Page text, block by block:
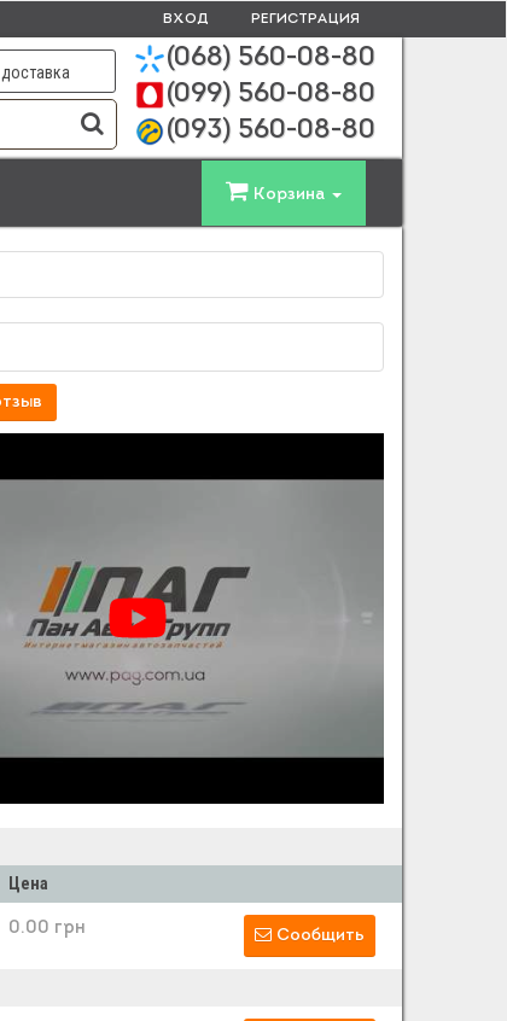
ВХОД РЕГИСТРАЦИЯ
(068) 560-08-80
(099) 560-08-80
(093) 560-08-80
Корзина
Цена
0.00 грн Сообщить